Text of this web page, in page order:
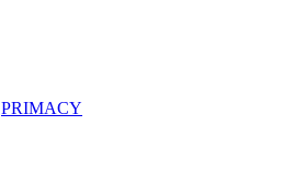
PRIMACY